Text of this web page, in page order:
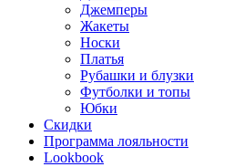
Джемперы
Жакеты
Носки
Платья
Рубашки и блузки
Футболки и топы
Юбки
Скидки
Программа лояльности
Lookbook